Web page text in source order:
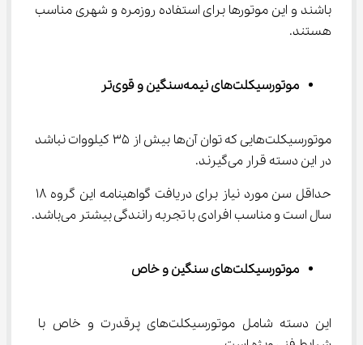
باشند و این موتورها برای استفاده روزمره و شهری مناسب
هستند.
موتورسیکلت‌های نیمه‌سنگین و قوی‌تر
موتورسیکلت‌هایی که توان آن‌ها بیش از ۳۵ کیلووات نباشد
در این دسته قرار می‌گیرند.
سال است و مناسب افرادی با تجربه رانندگی بیشتر می‌باشد.
موتورسیکلت‌های سنگین و خاص
این دسته شامل موتورسیکلت‌های پرقدرت و خاص با